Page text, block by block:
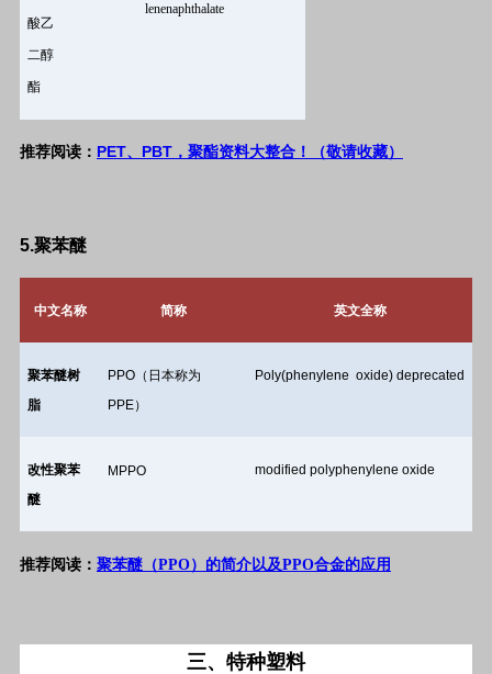
酸乙
二醇
酯
lenenaphthalate
推荐阅读： PET、 PBT ，聚酯资料大整合！（敬请收藏）
5.聚苯醚
中文名称 简称 英文全称
聚苯醚树
脂
PPO （日本称为
PPE）
Poly(phenylene oxide) deprecated
改性聚苯
醚
MPPO modified polyphenylene oxide
推荐阅读： 聚苯醚（PPO）的简介以及PPO合金的应用
三、特种塑料